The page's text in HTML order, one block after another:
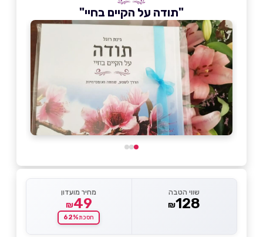
"תודה על הקיים בחיי"
שווי הטבה
₪128
מחיר מועדון
₪49
חסכת62%